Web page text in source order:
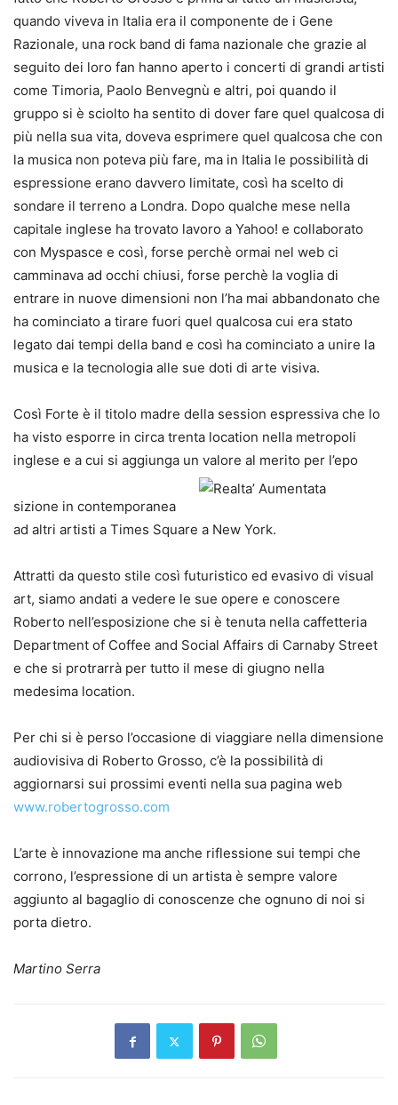
quando viveva in Italia era il componente de i Gene
Razionale, una rock band di fama nazionale che grazie al
seguito dei loro fan hanno aperto i concerti di grandi artisti
come Timoria, Paolo Benvegnù e altri, poi quando il
gruppo si è sciolto ha sentito di dover fare quel qualcosa di
più nella sua vita, doveva esprimere quel qualcosa che con
la musica non poteva più fare, ma in Italia le possibilità di
espressione erano davvero limitate, così ha scelto di
sondare il terreno a Londra. Dopo qualche mese nella
capitale inglese ha trovato lavoro a Yahoo! e collaborato
con Myspasce e così, forse perchè ormai nel web ci
camminava ad occhi chiusi, forse perchè la voglia di
entrare in nuove dimensioni non l’ha mai abbandonato che
ha cominciato a tirare fuori quel qualcosa cui era stato
legato dai tempi della band e così ha cominciato a unire la
musica e la tecnologia alle sue doti di arte visiva.
Così Forte è il titolo madre della session espressiva che lo
ha visto esporre in circa trenta location nella metropoli
inglese e a cui si aggiunga un valore al merito per l’epo
sizione in contemporanea
ad altri artisti a Times Square a New York.
Attratti da questo stile così futuristico ed evasivo di visual
art, siamo andati a vedere le sue opere e conoscere
Roberto nell’esposizione che si è tenuta nella caffetteria
Department of Coffee and Social Affairs di Carnaby Street
e che si protrarrà per tutto il mese di giugno nella
medesima location.
Per chi si è perso l’occasione di viaggiare nella dimensione
audiovisiva di Roberto Grosso, c’è la possibilità di
aggiornarsi sui prossimi eventi nella sua pagina web
www.robertogrosso.com
L’arte è innovazione ma anche riflessione sui tempi che
corrono, l’espressione di un artista è sempre valore
aggiunto al bagaglio di conoscenze che ognuno di noi si
porta dietro.
Martino Serra